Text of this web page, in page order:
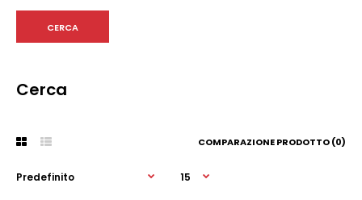
Cerca
COMPARAZIONE PRODOTTO (0)